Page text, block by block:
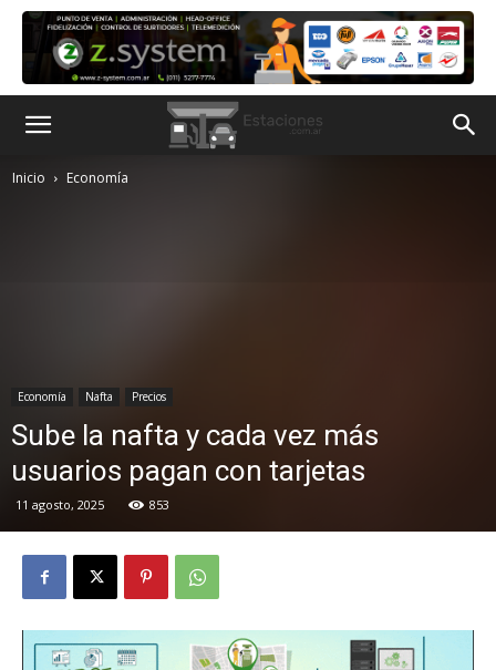
Inicio Economía
Economía Nafta Precios
Sube la nafta y cada vez más
usuarios pagan con tarjetas
11 agosto, 2025 853